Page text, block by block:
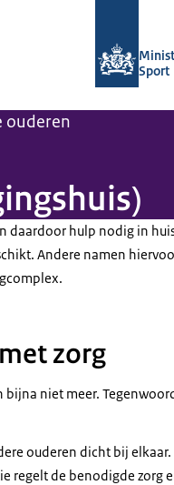
Sport
ouderen
daardoor hulp nodig in
Andere namen
zorg
bijna niet meer.
ouderen dicht bij
regelt de benodigde zorg